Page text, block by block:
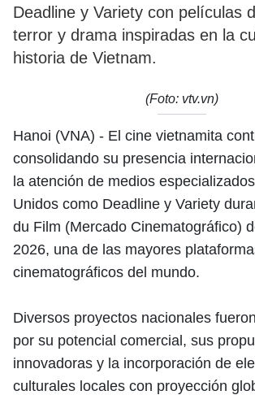
Deadline y Variety con películas
terror y drama inspiradas en la
historia de Vietnam.
(Foto: vtv.vn)
Hanoi (VNA) - El cine vietnamita
consolidando su presencia
la atención de medios
Unidos como Deadline y Variety
du Film (Mercado Cinematográfico)
2026, una de las mayores
cinematográficos del mundo.
Diversos proyectos nacionales
por su potencial comercial, sus
innovadoras y la incorporación de
culturales locales con proyección